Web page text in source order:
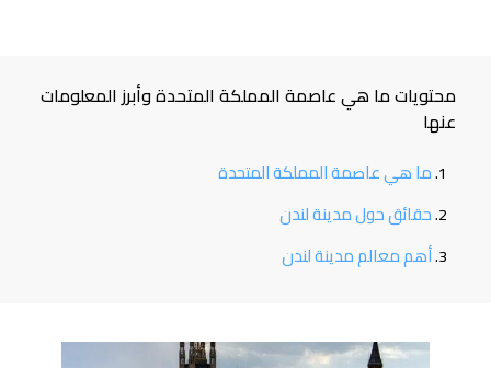
محتويات ما هي عاصمة المملكة المتحدة وأبرز المعلومات
عنها
ما هي عاصمة المملكة المتحدة
حقائق حول مدينة لندن
أهم معالم مدينة لندن